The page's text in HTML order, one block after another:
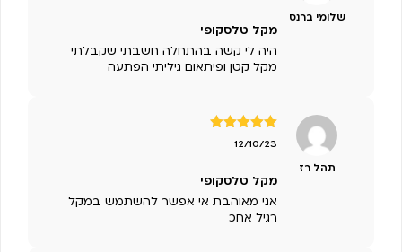
שלומי ברנס
מקל טלסקופי
היה לי קשה בהתחלה חשבתי שקבלתי
מקל קטן ופיתאום גיליתי הפתעה
תהל רז
דורג5 מתוך12/10/23
מקל טלסקופי
אני מאוהבת אי אפשר להשתמש במקל
רגיל אחכ